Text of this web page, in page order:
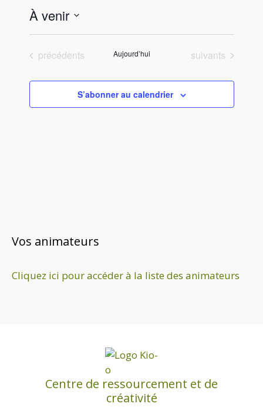
i
c
e
À venir
S
l
t
e
t
Évènements
précédents Aujourd’hui Évènements
suivants
S’abonner au calendrier
Vos animateurs
Cliquez ici pour accéder à la liste des animateurs
Centre de ressourcement et de
créativité